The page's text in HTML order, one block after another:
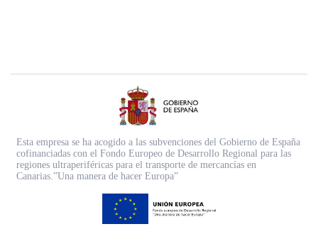
Esta empresa se ha acogido a las subvenciones del Gobierno de España
cofinanciadas con el Fondo Europeo de Desarrollo Regional para las
regiones ultraperiféricas para el transporte de mercancías en
Canarias.”Una manera de hacer Europa”